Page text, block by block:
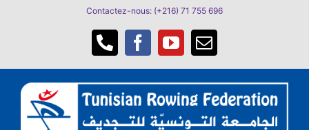
Contactez-nous: (+216) 71 755 696
Téléphone
Facebook
YouTube
Email